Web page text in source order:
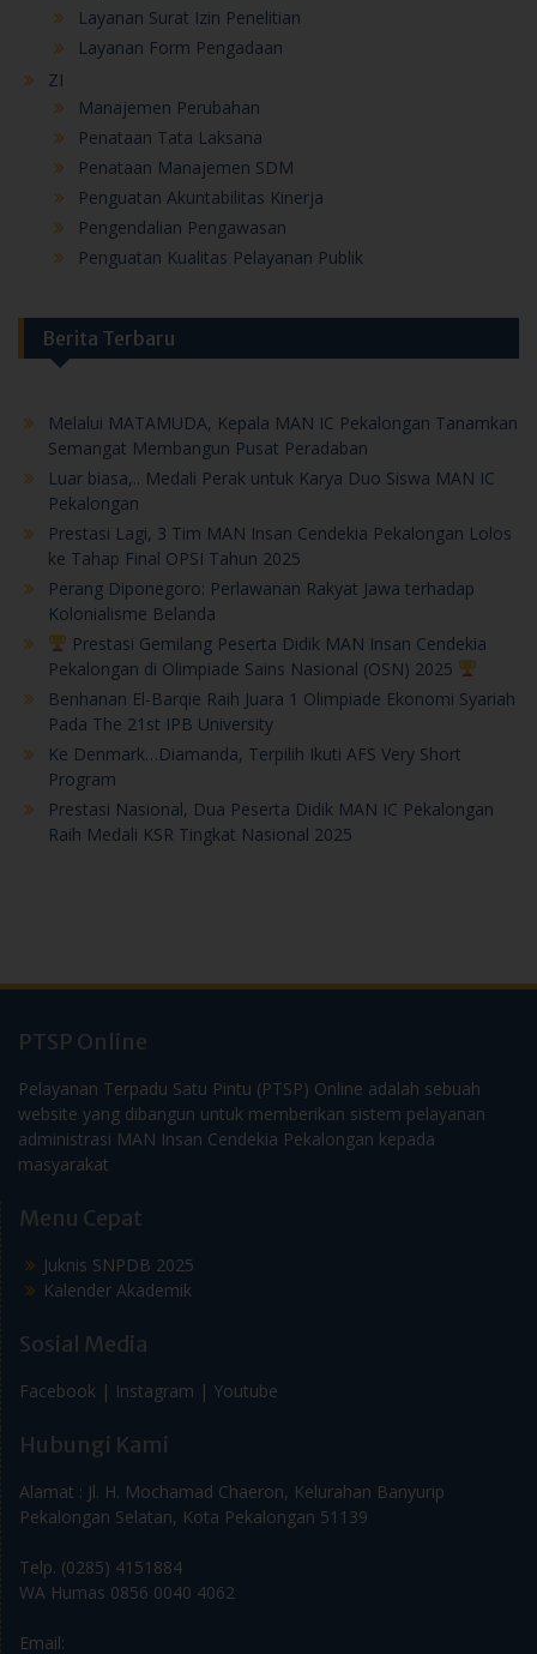
Layanan Surat Izin Penelitian
Layanan Form Pengadaan
ZI
Manajemen Perubahan
Penataan Tata Laksana
Penataan Manajemen SDM
Penguatan Akuntabilitas Kinerja
Pengendalian Pengawasan
Penguatan Kualitas Pelayanan Publik
Berita Terbaru
Melalui MATAMUDA, Kepala MAN IC Pekalongan Tanamkan
Semangat Membangun Pusat Peradaban
Luar biasa,.. Medali Perak untuk Karya Duo Siswa MAN IC
Pekalongan
Prestasi Lagi, 3 Tim MAN Insan Cendekia Pekalongan Lolos
ke Tahap Final OPSI Tahun 2025
Perang Diponegoro: Perlawanan Rakyat Jawa terhadap
Kolonialisme Belanda
Prestasi Gemilang Peserta Didik MAN Insan Cendekia
Pekalongan di Olimpiade Sains Nasional (OSN) 2025
Benhanan El-Barqie Raih Juara 1 Olimpiade Ekonomi Syariah
Pada The 21st IPB University
Ke Denmark…Diamanda, Terpilih Ikuti AFS Very Short
Program
Prestasi Nasional, Dua Peserta Didik MAN IC Pekalongan
Raih Medali KSR Tingkat Nasional 2025
PTSP Online
Pelayanan Terpadu Satu Pintu (PTSP) Online adalah sebuah
website yang dibangun untuk memberikan sistem pelayanan
administrasi MAN Insan Cendekia Pekalongan kepada
masyarakat
Menu Cepat
Juknis SNPDB 2025
Kalender Akademik
Sosial Media
Facebook | Instagram | Youtube
Hubungi Kami
Alamat : Jl. H. Mochamad Chaeron, Kelurahan Banyurip
Pekalongan Selatan, Kota Pekalongan 51139
Telp. (0285) 4151884
WA Humas 0856 0040 4062
Email: